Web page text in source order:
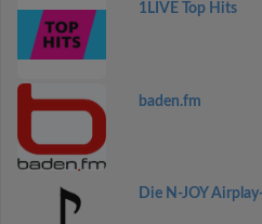
1LIVE Top Hits
baden.fm
Die N-JOY